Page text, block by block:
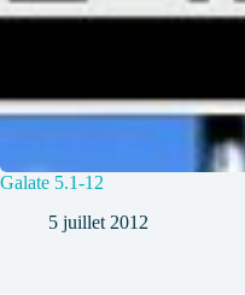
Galate 5.1-12
5 juillet 2012